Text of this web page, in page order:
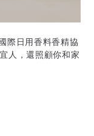
際日用香料香精協
人，還照顧你和家